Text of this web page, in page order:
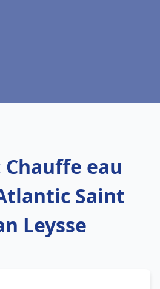
Chauffe eau
Saint
Leysse